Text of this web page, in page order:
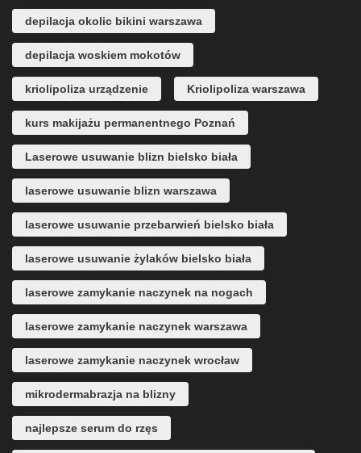
depilacja okolic bikini warszawa
depilacja woskiem mokotów
kriolipoliza urządzenie Kriolipoliza warszawa
kurs makijażu permanentnego Poznań
Laserowe usuwanie blizn bielsko biała
laserowe usuwanie blizn warszawa
laserowe usuwanie przebarwień bielsko biała
laserowe usuwanie żylaków bielsko biała
laserowe zamykanie naczynek na nogach
laserowe zamykanie naczynek warszawa
laserowe zamykanie naczynek wrocław
mikrodermabrazja na blizny
najlepsze serum do rzęs